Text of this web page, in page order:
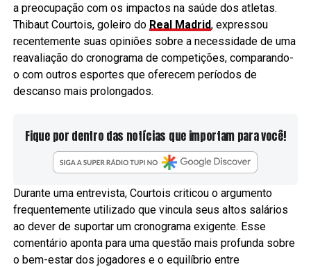
a preocupação com os impactos na saúde dos atletas.
Thibaut Courtois, goleiro do Real Madrid, expressou
recentemente suas opiniões sobre a necessidade de uma
reavaliação do cronograma de competições, comparando-
o com outros esportes que oferecem períodos de
descanso mais prolongados.
Fique por dentro das notícias que importam para você!
Durante uma entrevista, Courtois criticou o argumento
frequentemente utilizado que vincula seus altos salários
ao dever de suportar um cronograma exigente. Esse
comentário aponta para uma questão mais profunda sobre
o bem-estar dos jogadores e o equilíbrio entre